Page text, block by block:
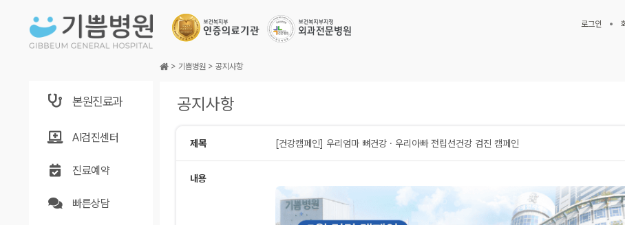
로그인
본원진료과
AI검진센터
진료예약
빠른상담
> 기쁨병원 > 공지사항
공지사항
제목 [건강캠페인] 우리엄마 뼈건강 · 우리아빠 전립선건강 검진 캠페인
내용